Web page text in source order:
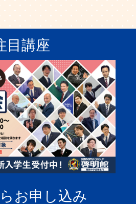
目講座
お申し込み